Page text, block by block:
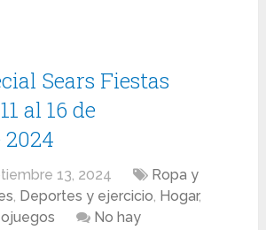
Sears Fiestas
al 16 de
13, 2024
Ropa y
, Deportes y ejercicio, Hogar,
No hay